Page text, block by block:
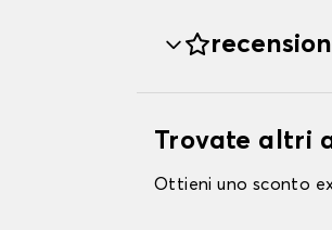
Trovate altri
Ottieni uno sconto